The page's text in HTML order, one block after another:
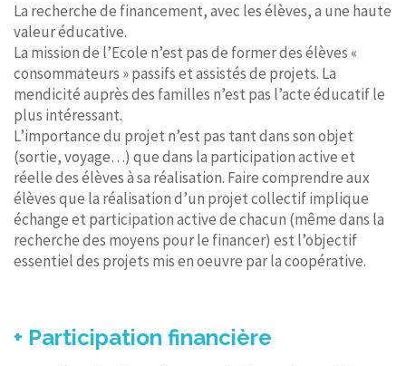
La recherche de financement, avec les élèves, a une haute
valeur éducative.
La mission de l’Ecole n’est pas de former des élèves «
consommateurs » passifs et assistés de projets. La
mendicité auprès des familles n’est pas l’acte éducatif le
plus intéressant.
L’importance du projet n’est pas tant dans son objet
(sortie, voyage…) que dans la participation active et
réelle des élèves à sa réalisation. Faire comprendre aux
élèves que la réalisation d’un projet collectif implique
échange et participation active de chacun (même dans la
recherche des moyens pour le financer) est l’objectif
essentiel des projets mis en oeuvre par la coopérative.
+ Participation financière